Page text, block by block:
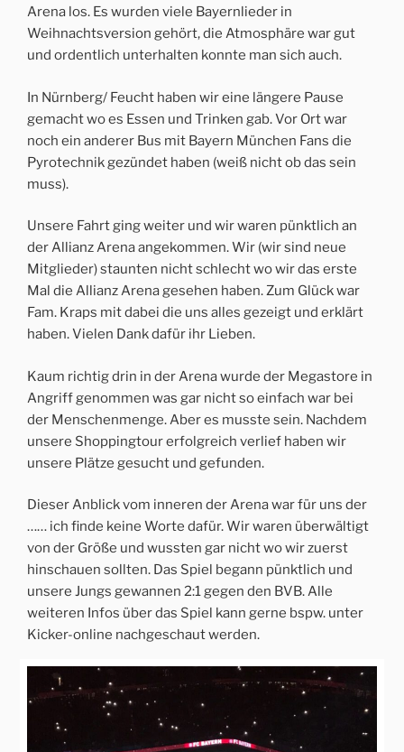
Arena los. Es wurden viele Bayernlieder in
Weihnachtsversion gehört, die Atmosphäre war gut
und ordentlich unterhalten konnte man sich auch.
In Nürnberg/ Feucht haben wir eine längere Pause
gemacht wo es Essen und Trinken gab. Vor Ort war
noch ein anderer Bus mit Bayern München Fans die
Pyrotechnik gezündet haben (weiß nicht ob das sein
muss).
Unsere Fahrt ging weiter und wir waren pünktlich an
der Allianz Arena angekommen. Wir (wir sind neue
Mitglieder) staunten nicht schlecht wo wir das erste
Mal die Allianz Arena gesehen haben. Zum Glück war
Fam. Kraps mit dabei die uns alles gezeigt und erklärt
haben. Vielen Dank dafür ihr Lieben.
Kaum richtig drin in der Arena wurde der Megastore in
Angriff genommen was gar nicht so einfach war bei
der Menschenmenge. Aber es musste sein. Nachdem
unsere Shoppingtour erfolgreich verlief haben wir
unsere Plätze gesucht und gefunden.
Dieser Anblick vom inneren der Arena war für uns der
…… ich finde keine Worte dafür. Wir waren überwältigt
von der Größe und wussten gar nicht wo wir zuerst
hinschauen sollten. Das Spiel begann pünktlich und
unsere Jungs gewannen 2:1 gegen den BVB. Alle
weiteren Infos über das Spiel kann gerne bspw. unter
Kicker-online nachgeschaut werden.